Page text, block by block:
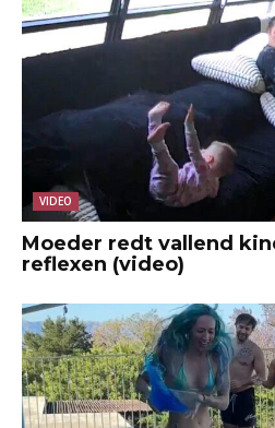
VIDEO
Moeder redt vallend
reflexen (video)